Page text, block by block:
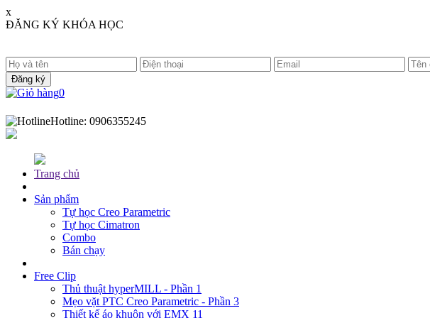
x
ĐĂNG KÝ KHÓA HỌC
0
Hotline: 0906355245
Trang chủ
Sản phẩm
Tự học Creo Parametric
Tự học Cimatron
Combo
Bán chạy
Free Clip
Thủ thuật hyperMILL - Phần 1
Mẹo vặt PTC Creo Parametric - Phần 3
Thiết kế áo khuôn với EMX 11